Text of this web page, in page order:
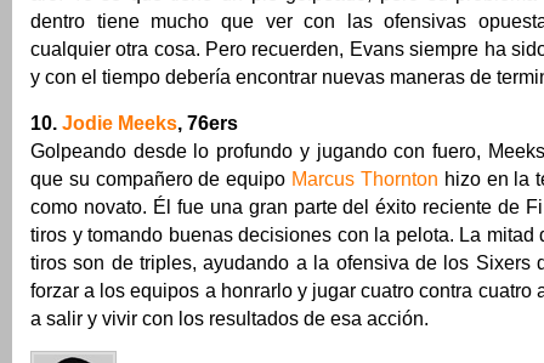
dentro tiene mucho que ver con las ofensivas
cualquier otra cosa. Pero recuerden, Evans siempre ha
y con el tiempo debería encontrar nuevas maneras de
10. Jodie Meeks, 76ers
Golpeando desde lo profundo y jugando con fuero,
que su compañero de equipo Marcus Thornton hizo en la
como novato. Él fue una gran parte del éxito reciente de
tiros y tomando buenas decisiones con la pelota. La mitad
tiros son de triples, ayudando a la ofensiva de los Sixers
forzar a los equipos a honrarlo y jugar cuatro contra cuatro
a salir y vivir con los resultados de esa acción.